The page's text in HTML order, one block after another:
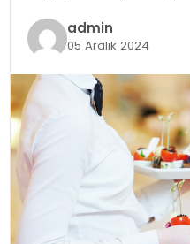
admin
05 Aralık 2024